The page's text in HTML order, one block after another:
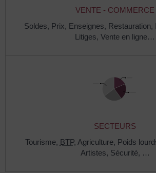
VENTE - COMMERCE
Soldes, Prix, Enseignes, Restauration,
Litiges, Vente en ligne…
SECTEURS
Tourisme, BTP, Agriculture, Poids
Artistes, Sécurité, …